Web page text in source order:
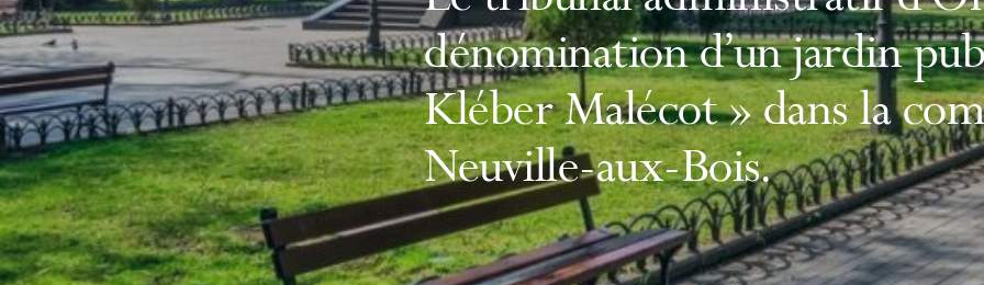
dénomination d’un jardin
Kléber Malécot » dans la
Neuville-aux-Bois.